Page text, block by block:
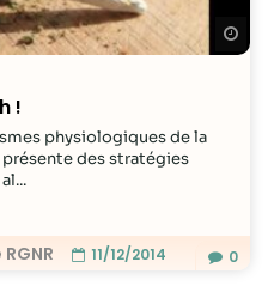
!
11/12/2014
physiologiques de la
des stratégies
0